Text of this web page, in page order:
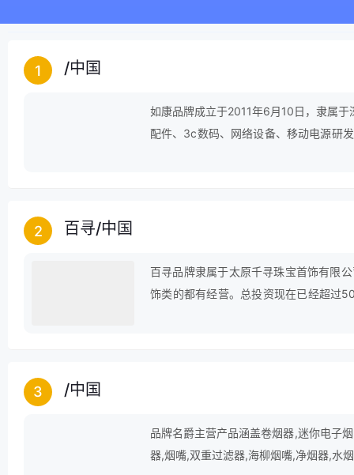
1 /中国
如康品牌成立于2011年6月10日，隶属
配件、3c数码、网络设备、移动电源研
2 百寻/中国
百寻品牌隶属于太原千寻珠宝首饰有限
饰类的都有经营。总投资现在已经超过
3 /中国
品牌名爵主营产品涵盖卷烟器,迷你电子
器,烟嘴,双重过滤器,海柳烟嘴,净烟器,水